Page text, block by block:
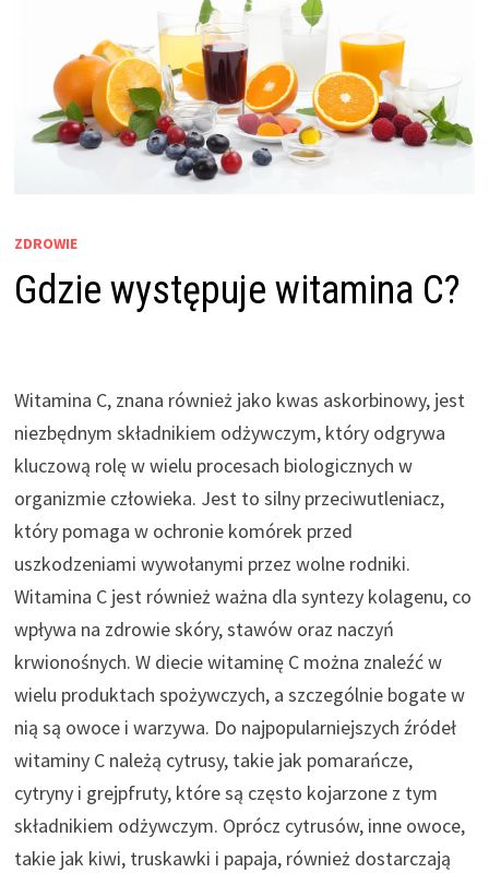
ZDROWIE
Gdzie występuje witamina C?
Witamina C, znana również jako kwas askorbinowy, jest
niezbędnym składnikiem odżywczym, który odgrywa
kluczową rolę w wielu procesach biologicznych w
organizmie człowieka. Jest to silny przeciwutleniacz,
który pomaga w ochronie komórek przed
uszkodzeniami wywołanymi przez wolne rodniki.
Witamina C jest również ważna dla syntezy kolagenu, co
wpływa na zdrowie skóry, stawów oraz naczyń
krwionośnych. W diecie witaminę C można znaleźć w
wielu produktach spożywczych, a szczególnie bogate w
nią są owoce i warzywa. Do najpopularniejszych źródeł
witaminy C należą cytrusy, takie jak pomarańcze,
cytryny i grejpfruty, które są często kojarzone z tym
składnikiem odżywczym. Oprócz cytrusów, inne owoce,
takie jak kiwi, truskawki i papaja, również dostarczają